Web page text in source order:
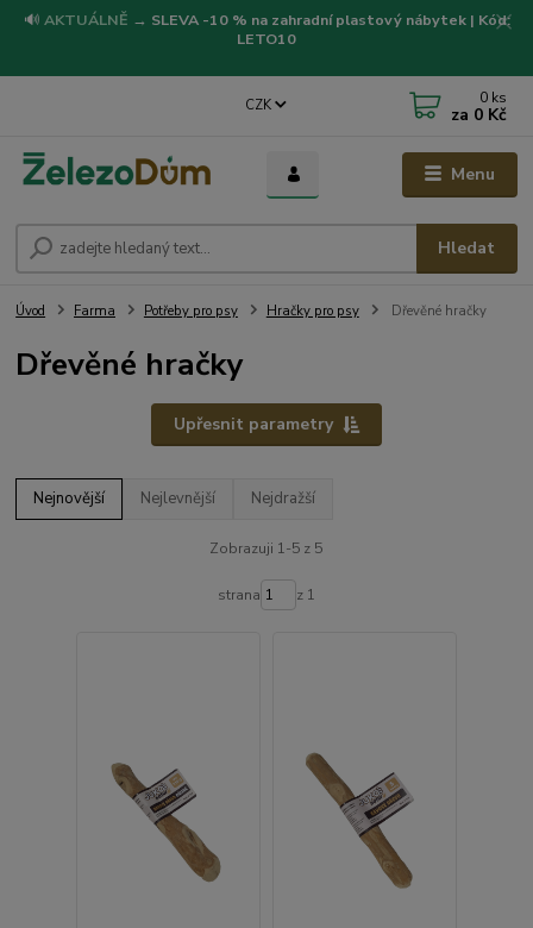
🔊 AKTUÁLNĚ → SLEVA -10 % na zahradní plastový nábytek | Kód:
LETO10
Menu
CZK
Hledat
0 ks
za 0 Kč
Úvod Farma Potřeby pro psy Hračky pro psy Dřevěné hračky
Dřevěné hračky
Upřesnit parametry
Nejnovější Nejlevnější Nejdražší
Zobrazuji 1-5 z 5
strana z 1